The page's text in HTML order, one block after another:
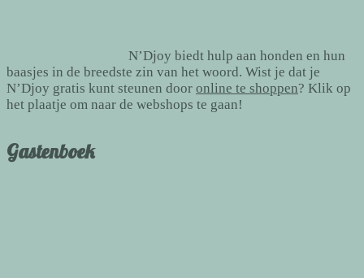
N’Djoy biedt hulp aan honden en hun
baasjes in de breedste zin van het woord. Wist je dat je
N’Djoy gratis kunt steunen door online te shoppen? Klik op
het plaatje om naar de webshops te gaan!
Gastenboek